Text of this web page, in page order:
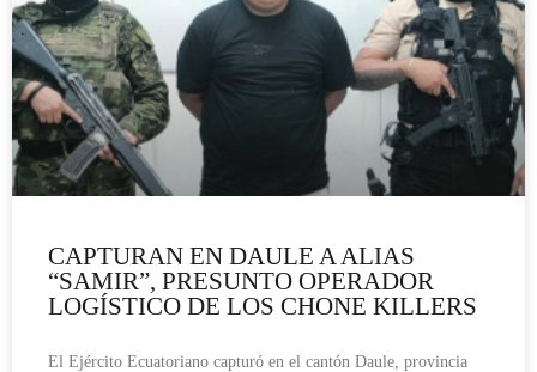
CAPTURAN EN DAULE A ALIAS
“SAMIR”, PRESUNTO OPERADOR
LOGÍSTICO DE LOS CHONE KILLERS
El Ejército Ecuatoriano capturó en el cantón Daule, provincia